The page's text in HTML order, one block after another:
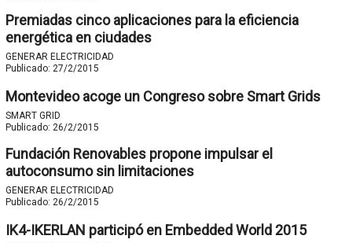
Premiadas cinco aplicaciones para la eficiencia
energética en ciudades
GENERAR ELECTRICIDAD
Publicado: 27/2/2015
Montevideo acoge un Congreso sobre Smart Grids
SMART GRID
Publicado: 26/2/2015
Fundación Renovables propone impulsar el
autoconsumo sin limitaciones
GENERAR ELECTRICIDAD
Publicado: 26/2/2015
IK4-IKERLAN participó en Embedded World 2015